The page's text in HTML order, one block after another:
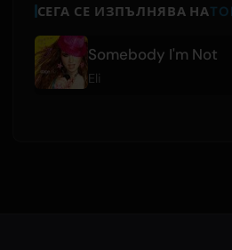
СЕГА СЕ ИЗПЪЛНЯВА НА
Somebody I'm Not
Eli